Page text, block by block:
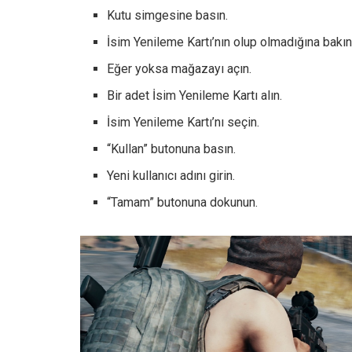
Kutu simgesine basın.
İsim Yenileme Kartı’nın olup olmadığına
Eğer yoksa mağazayı açın.
Bir adet İsim Yenileme Kartı alın.
İsim Yenileme Kartı’nı seçin.
“Kullan” butonuna basın.
Yeni kullanıcı adını girin.
“Tamam” butonuna dokunun.